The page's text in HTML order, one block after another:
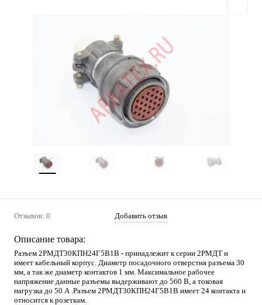
Отзывов: 0 Добавить отзыв
Описание товара:
Разъем 2РМДТ30КПН24Г5В1В - принадлежит к серии 2РМДТ и
имеет кабельный корпус. Диаметр посадочного отверстия разъема 30
мм, а так же диаметр контактов 1 мм. Максимальное рабочее
напряжение данные разъемы выдерживают до 560 В, а токовая
нагрузка до 50 А .Разъем 2РМДТ30КПН24Г5В1В имеет 24 контакта и
относится к розеткам.